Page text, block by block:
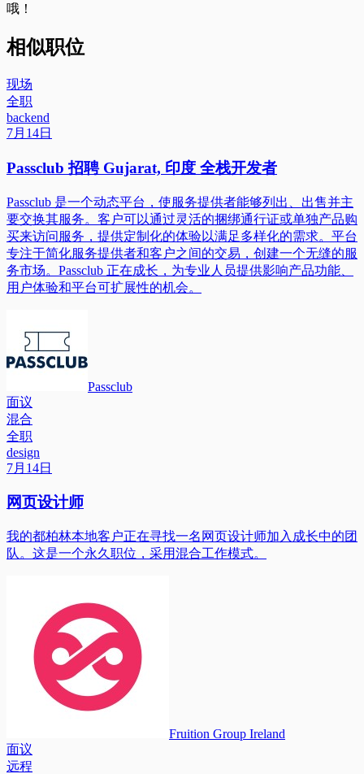
哦！
相似职位
现场
全职
backend
7月14日
Passclub 招聘 Gujarat, 印度 全栈开发者
Passclub 是一个动态平台，使服务提供者能够列出、出售并主
要交换其服务。客户可以通过灵活的捆绑通行证或单独产品购
买来访问服务，提供定制化的体验以满足多样化的需求。平台
专注于简化服务提供者和客户之间的交易，创建一个无缝的服
务市场。Passclub 正在成长，为专业人员提供影响产品功能、
用户体验和平台可扩展性的机会。
Passclub
面议
混合
全职
design
7月14日
网页设计师
我的都柏林本地客户正在寻找一名网页设计师加入成长中的团
队。这是一个永久职位，采用混合工作模式。
Fruition Group Ireland
面议
远程